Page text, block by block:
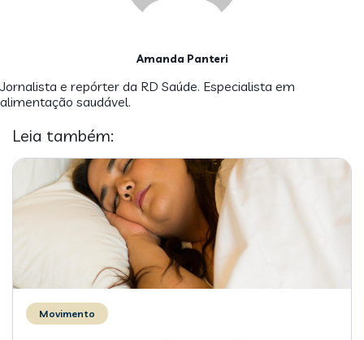
Amanda Panteri
Jornalista e repórter da RD Saúde. Especialista em
alimentação saudável.
Leia também:
Movimento